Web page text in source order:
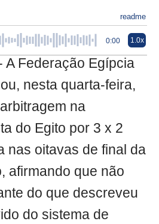
readme
0:00 1.0x
A Federação Egípcia
nesta quarta-feira,
na
do Egito por 3 x 2
nas oitavas de final da
afirmando que não
do que descreveu
do sistema de